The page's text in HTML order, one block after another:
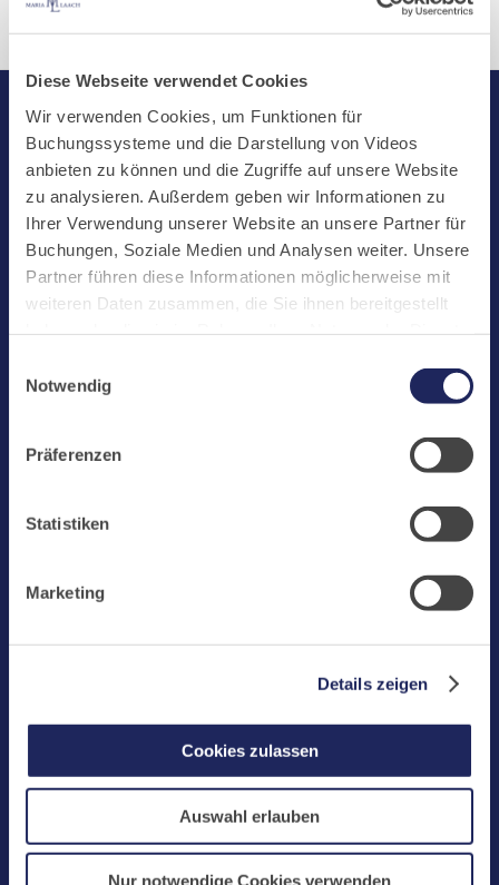
Diese Webseite verwendet Cookies
Wir verwenden Cookies, um Funktionen für
Buchungssysteme und die Darstellung von Videos
anbieten zu können und die Zugriffe auf unsere Website
zu analysieren. Außerdem geben wir Informationen zu
Ihrer Verwendung unserer Website an unsere Partner für
Buchungen, Soziale Medien und Analysen weiter. Unsere
Partner führen diese Informationen möglicherweise mit
weiteren Daten zusammen, die Sie ihnen bereitgestellt
challenges.cloudflare.com: Wir verwenden das online
Buchungssystem MEWS in unserem Hotel und unserem
übermittelt. Cookies von eu5.bookingkit.de: Wir
Buchungen von Bibliotheks- und Klosterführungen. Um
Buchungen durchführen zu können akzeptieren Sie bitte
Notwendig
Präferenzen
Statistiken
Marketing
Details zeigen
Cookies zulassen
Auswahl erlauben
Nur notwendige Cookies verwenden
Start
Aktuelles
Kloster
Klosterbetriebe
Spenden
Laacher See
Jobs
Fax: +49 (0) 2652 59-359
www.maria-laach.de
Tel: +49 (0) 2652 59-313